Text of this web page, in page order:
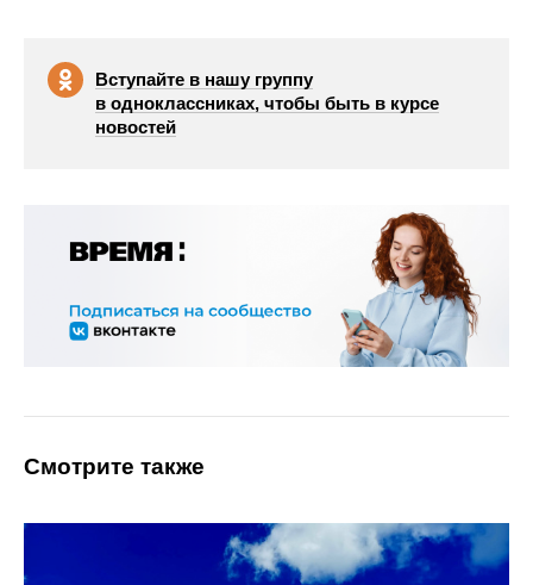
Вступайте в нашу группу
в одноклассниках, чтобы быть в курсе
новостей
Смотрите также